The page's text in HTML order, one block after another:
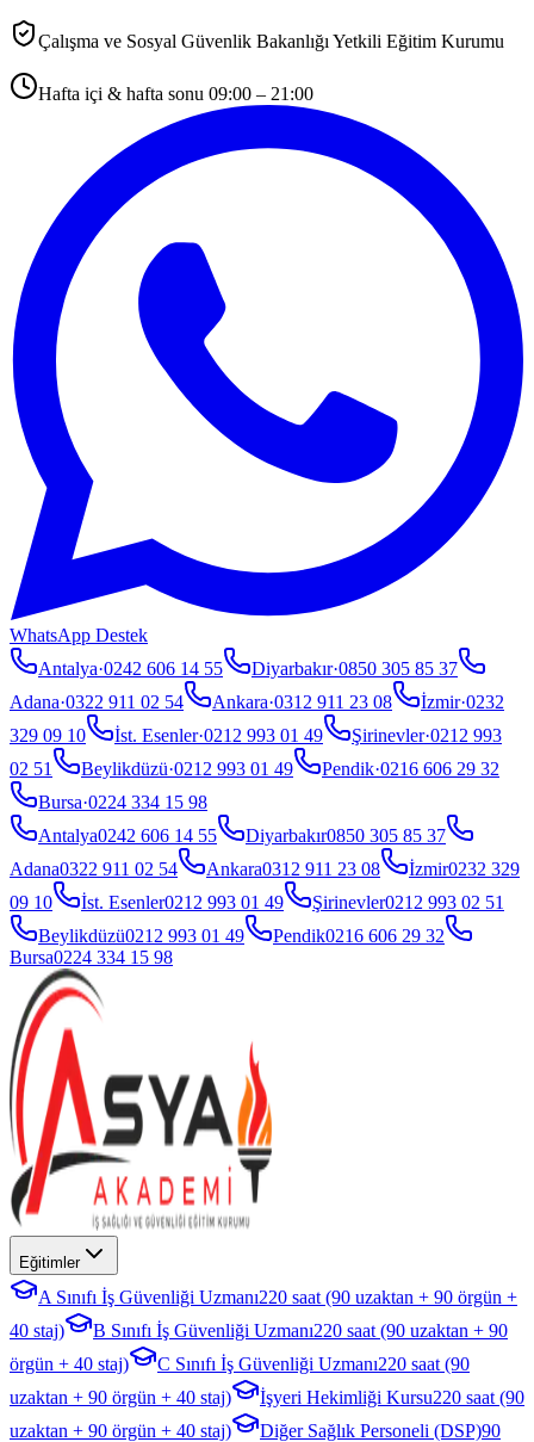
Çalışma ve Sosyal Güvenlik Bakanlığı Yetkili Eğitim Kurumu
Hafta içi & hafta sonu 09:00 – 21:00
WhatsApp Destek
Antalya·0242 606 14 55 Diyarbakır·0850 305 85 37
Adana·0322 911 02 54 Ankara·0312 911 23 08 İzmir·0232
329 09 10
İst. Esenler·0212 993 01 49 Şirinevler·0212 993
02 51
Beylikdüzü·0212 993 01 49 Pendik·0216 606 29 32
Bursa·0224 334 15 98
Antalya0242 606 14 55 Diyarbakır0850 305 85 37
Adana0322 911 02 54 Ankara0312 911 23 08 İzmir0232 329
09 10
İst. Esenler0212 993 01 49 Şirinevler0212 993 02 51
Beylikdüzü0212 993 01 49 Pendik0216 606 29 32
Bursa0224 334 15 98
Eğitimler
A Sınıfı İş Güvenliği Uzmanı220 saat (90 uzaktan + 90 örgün +
40 staj)
B Sınıfı İş Güvenliği Uzmanı220 saat (90 uzaktan + 90
örgün + 40 staj)
C Sınıfı İş Güvenliği Uzmanı220 saat (90
uzaktan + 90 örgün + 40 staj)
İşyeri Hekimliği Kursu220 saat (90
uzaktan + 90 örgün + 40 staj)
Diğer Sağlık Personeli (DSP)90